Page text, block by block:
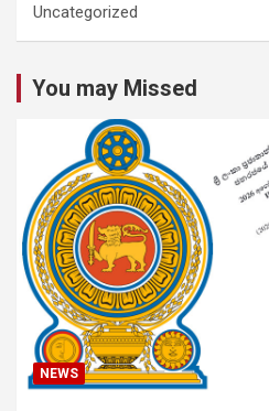
Uncategorized
You may Missed
NEWS